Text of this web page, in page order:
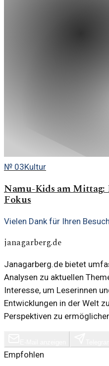
№ 03Kultur
Namu-Kids am Mittag:
Fokus
Vielen Dank für Ihren Besuch
janagarberg.de
Janagarberg.de bietet
Analysen zu aktuellen
Interesse, um Leserinnen
Entwicklungen in der Welt
Perspektiven zu
Empfohlen